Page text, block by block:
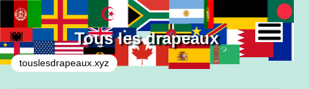
Tous les drapeaux
touslesdrapeaux.xyz